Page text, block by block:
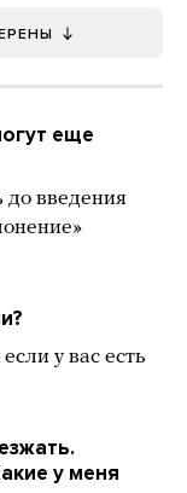
еще
введения
у вас есть
у меня